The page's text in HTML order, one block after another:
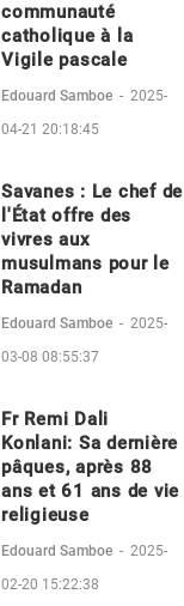
communauté
catholique à la
Vigile pascale
Edouard Samboe - 2025-
04-21 20:18:45
Savanes : Le chef de
l'État offre des
vivres aux
musulmans pour le
Ramadan
Edouard Samboe - 2025-
03-08 08:55:37
Fr Remi Dali
Konlani: Sa dernière
pâques, après 88
ans et 61 ans de vie
religieuse
Edouard Samboe - 2025-
02-20 15:22:38